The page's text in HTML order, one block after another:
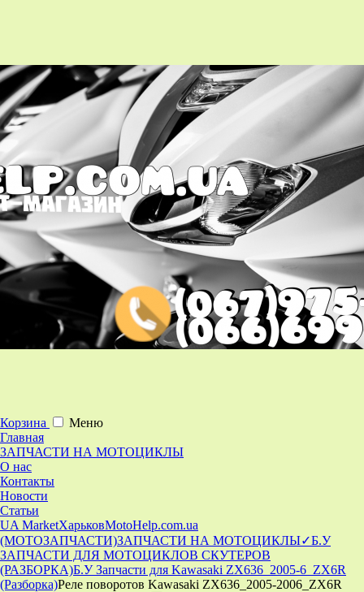
Корзина
Меню
Главная
ЗАПЧАСТИ НА МОТОЦИКЛЫ
О нас
Контакты
Новости
Статьи
UA MarketХарьковMotoHelp.com.ua
(МОТОЗАПЧАСТИ)ЗАПЧАСТИ НА МОТОЦИКЛЫ✓Б.У
ЗАПЧАСТИ ДЛЯ МОТОЦИКЛОВ СКУТЕРОВ
(РАЗБОРКА)Б.У Запчасти для Kawasaki ZX636_2005-6_ZX6R
(Разборка)Реле поворотов Kawasaki ZX636_2005-2006_ZX6R